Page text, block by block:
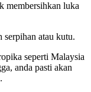
membersihkan luka
serpihan atau kutu.
seperti Malaysia
anda pasti akan